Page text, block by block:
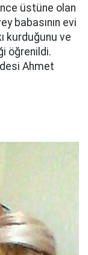
üstüne olan
babasının evi
kurduğunu ve
öğrenildi.
Ahmet